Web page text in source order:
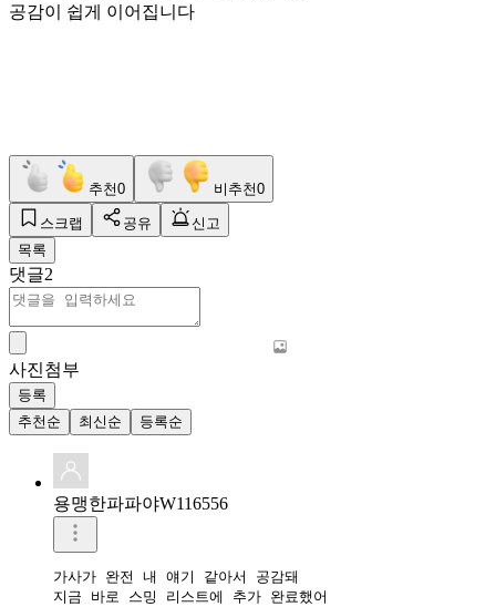
공감이 쉽게 이어집니다
추천0 비추천0
스크랩 공유
신고
목록
댓글2
사진첨부
등록
추천순
최신순 등록순
용맹한파파야W116556
가사가 완전 내 얘기 같아서 공감돼
지금 바로 스밍 리스트에 추가 완료했어